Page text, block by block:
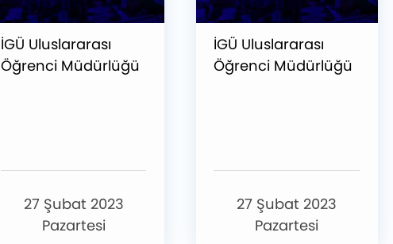
İGÜ Uluslararası
Öğrenci Müdürlüğü
27 Şubat 2023
Pazartesi
İGÜ Uluslararası
Öğrenci Müdürlüğü
27 Şubat 2023
Pazartesi